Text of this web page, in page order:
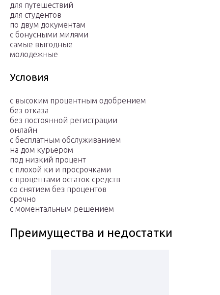
для путешествий
для студентов
по двум документам
с бонусными милями
самые выгодные
молодежные
Условия
c высоким процентным одобрением
без отказа
без постоянной регистрации
онлайн
с бесплатным обслуживанием
на дом курьером
под низкий процент
с плохой ки и просрочками
с процентами остаток средств
со снятием без процентов
срочно
c моментальным решением
Преимущества и недостатки